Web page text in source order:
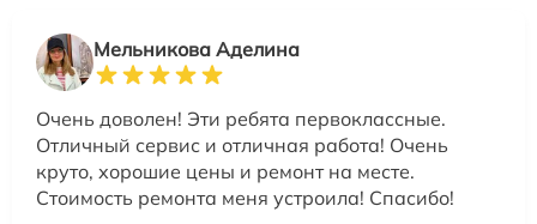
Мельникова Аделина
Очень доволен! Эти ребята первоклассные.
Отличный сервис и отличная работа! Очень
круто, хорошие цены и ремонт на месте.
Стоимость ремонта меня устроила! Спасибо!